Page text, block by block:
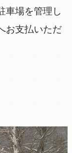
車場を管理し
お支払いただ